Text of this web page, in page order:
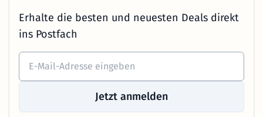
Erhalte die besten und neuesten Deals direkt
ins Postfach
Jetzt anmelden